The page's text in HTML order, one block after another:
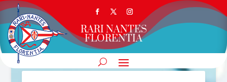
RARI NANTES
FLORENTIA